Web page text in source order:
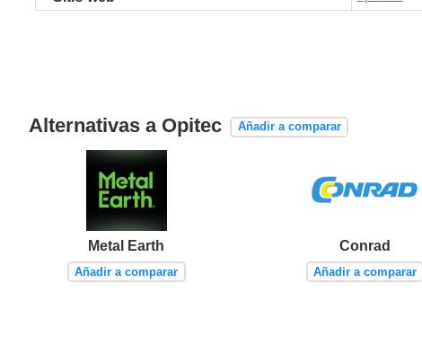
Alternativas a Opitec Añadir a comparar
Metal Earth
Añadir a comparar
Conrad
Añadir a comparar